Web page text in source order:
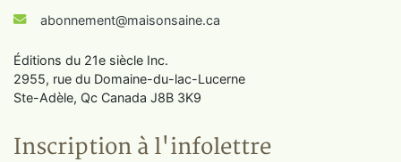
abonnement@maisonsaine.ca
Éditions du 21e siècle Inc.
2955, rue du Domaine-du-lac-Lucerne
Ste-Adèle, Qc Canada J8B 3K9
Inscription à l'infolettre